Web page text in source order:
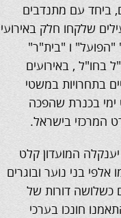
ביחד עם מתנדבים
שלקחו חלק באירועי
"הפועל" ו "בית"ר"
בחו"ל , באירועים
בתחרויות במשטי
ימי בכנרת שהפכה
המרכזי בישראל.
המועדון קלט
אלפי בני נוער ובוגרים
כשלושה דורות של
חונכו בערכי